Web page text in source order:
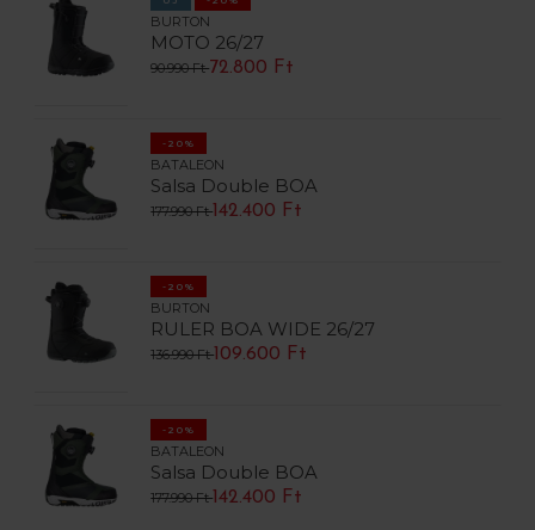
BURTON
MOTO 26/27
90.990 Ft72.800 Ft
-20%
BATALEON
Salsa Double BOA
177.990 Ft 142.400 Ft
-20%
BURTON
RULER BOA WIDE 26/27
136.990 Ft 109.600 Ft
-20%
BATALEON
Salsa Double BOA
177.990 Ft 142.400 Ft